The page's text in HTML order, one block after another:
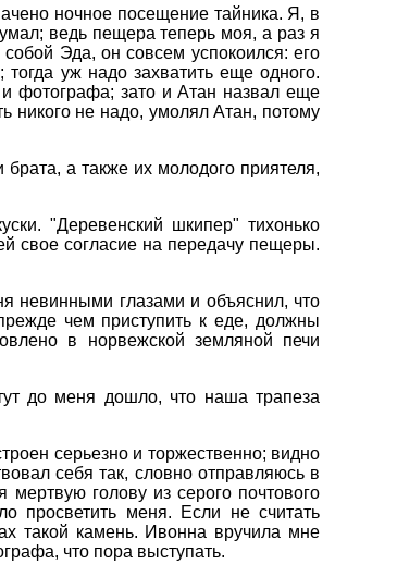
ночное посещение тайника. Я, в
ведь пещера теперь моя, а раз я
Эда, он совсем успокоился: его
уж надо захватить еще одного.
фотографа; зато и Атан назвал еще
никого не надо, умолял Атан, потому
а также их молодого приятеля,
"Деревенский шкипер" тихонько
свое согласие на передачу пещеры.
невинными глазами и объяснил, что
чем приступить к еде, должны
в норвежской земляной печи
до меня дошло, что наша трапеза
серьезно и торжественно; видно
себя так, словно отправляюсь в
голову из серого почтового
просветить меня. Если не считать
такой камень. Ивонна вручила мне
что пора выступать.